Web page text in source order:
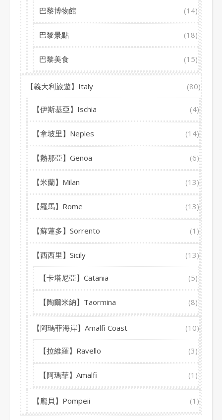
巴黎博物館 (14)
巴黎景點 (18)
巴黎美食 (15)
【義大利旅遊】Italy (80)
【伊斯基亞】Ischia (4)
【拿坡里】Neples (14)
【熱那亞】Genoa (6)
【米蘭】Milan (13)
【羅馬】Rome (13)
【蘇蓮多】Sorrento (1)
【西西里】Sicily (13)
【卡塔尼亞】Catania (5)
【陶爾米納】Taormina (8)
【阿瑪菲海岸】Amalfi Coast (10)
【拉維羅】Ravello (3)
【阿瑪菲】Amalfi (1)
【龐貝】Pompeii (1)